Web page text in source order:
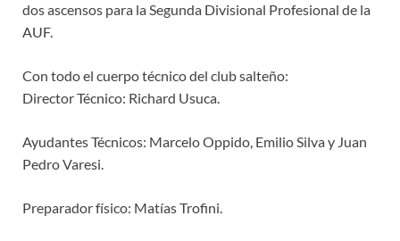
dos ascensos para la Segunda Divisional Profesional de la
AUF.
Con todo el cuerpo técnico del club salteño:
Director Técnico: Richard Usuca.
Ayudantes Técnicos: Marcelo Oppido, Emilio Silva y Juan
Pedro Varesi.
Preparador físico: Matías Trofini.